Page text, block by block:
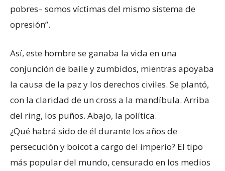
pobres– somos víctimas del mismo sistema de
opresión”.
Así, este hombre se ganaba la vida en una
conjunción de baile y zumbidos, mientras apoyaba
la causa de la paz y los derechos civiles. Se plantó,
con la claridad de un cross a la mandíbula. Arriba
del ring, los puños. Abajo, la política.
¿Qué habrá sido de él durante los años de
persecución y boicot a cargo del imperio? El tipo
más popular del mundo, censurado en los medios